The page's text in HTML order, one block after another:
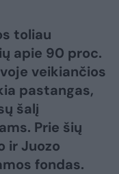
toliau
apie 90 proc.
veikiančios
pastangas,
šalį
Prie šių
ir Juozo
fondas.